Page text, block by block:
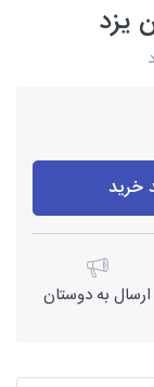
یزد
خرید
ارسال به دوستان